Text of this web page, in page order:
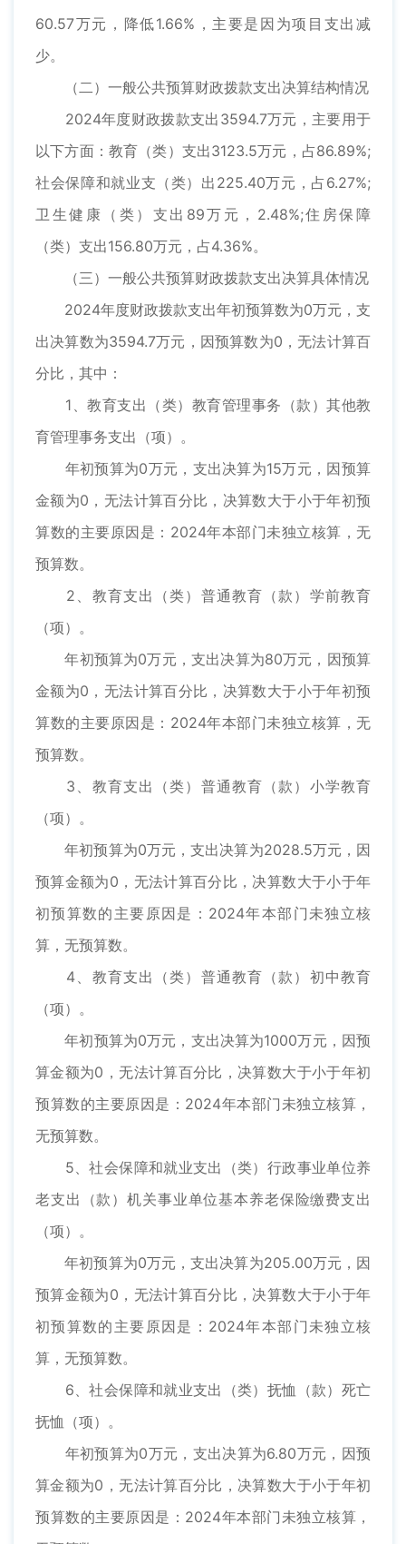
60.57万元，降低1.66%，主要是因为项目支出减
少。
（二）一般公共预算财政拨款支出决算结构情况
2024年度财政拨款支出3594.7万元，主要用于
以下方面：教育（类）支出3123.5万元，占86.89%;
社会保障和就业支（类）出225.40万元，占6.27%;
卫生健康（类）支出89万元，2.48%;住房保障
（类）支出156.80万元，占4.36%。
（三）一般公共预算财政拨款支出决算具体情况
2024年度财政拨款支出年初预算数为0万元，支
出决算数为3594.7万元，因预算数为0，无法计算百
分比，其中：
1、教育支出（类）教育管理事务（款）其他教
育管理事务支出（项）。
年初预算为0万元，支出决算为15万元，因预算
金额为0，无法计算百分比，决算数大于小于年初预
算数的主要原因是：2024年本部门未独立核算，无
预算数。
2、教育支出（类）普通教育（款）学前教育
（项）。
年初预算为0万元，支出决算为80万元，因预算
金额为0，无法计算百分比，决算数大于小于年初预
算数的主要原因是：2024年本部门未独立核算，无
预算数。
3、教育支出（类）普通教育（款）小学教育
（项）。
年初预算为0万元，支出决算为2028.5万元，因
预算金额为0，无法计算百分比，决算数大于小于年
初预算数的主要原因是：2024年本部门未独立核
算，无预算数。
4、教育支出（类）普通教育（款）初中教育
（项）。
年初预算为0万元，支出决算为1000万元，因预
算金额为0，无法计算百分比，决算数大于小于年初
预算数的主要原因是：2024年本部门未独立核算，
无预算数。
5、社会保障和就业支出（类）行政事业单位养
老支出（款）机关事业单位基本养老保险缴费支出
（项）。
年初预算为0万元，支出决算为205.00万元，因
预算金额为0，无法计算百分比，决算数大于小于年
初预算数的主要原因是：2024年本部门未独立核
算，无预算数。
6、社会保障和就业支出（类）抚恤（款）死亡
抚恤（项）。
年初预算为0万元，支出决算为6.80万元，因预
算金额为0，无法计算百分比，决算数大于小于年初
预算数的主要原因是：2024年本部门未独立核算，